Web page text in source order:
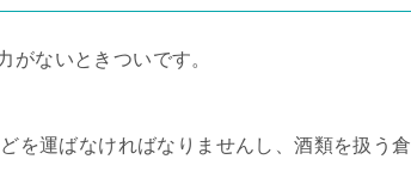
がないときついです。
を運ばなければなりませんし、酒類を扱う倉